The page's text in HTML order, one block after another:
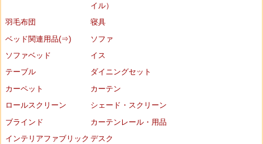
イル）
羽毛布団
寝具
ベッド関連用品(⇒)
ソファ
ソファベッド
イス
テーブル
ダイニングセット
カーペット
カーテン
ロールスクリーン
シェード・スクリーン
ブラインド
カーテンレール・用品
インテリアファブリック デスク